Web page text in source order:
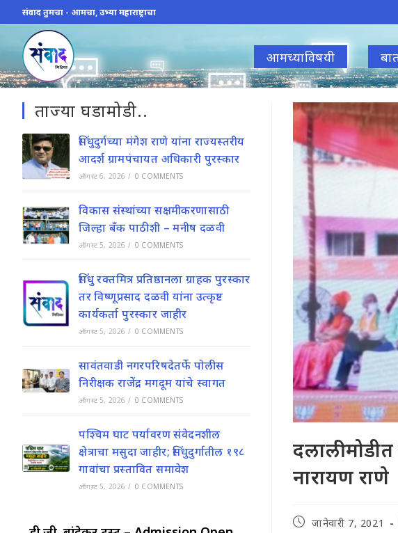
to
content
संवाद तुमचा - आमचा, उभ्या महाराष्ट्राचा
आमच्याविषयी
दलाली
नारायण राणे
Postजानेवारी 7, 2021
ताज्या घडामोडी..
सिंधुदुर्गच्या मंगेश राणे यांना राज्यस्तरीय
आदर्श ग्रामपंचायत अधिकारी पुरस्कार
ऑगस्ट 6, 2026 / 0 COMMENTS
विकास संस्थांच्या सक्षमीकरणासाठी
जिल्हा बॅंक पाठीशी – मनीष दळवी
ऑगस्ट 5, 2026 / 0 COMMENTS
सिंधु रक्तमित्र प्रतिष्ठानला ग्राहक पुरस्कार
तर विष्णूप्रसाद दळवी यांना उत्कृष्ट
कार्यकर्ता पुरस्कार जाहीर
ऑगस्ट 5, 2026 / 0 COMMENTS
सावंतवाडी नगरपरिषदेतर्फे पोलीस
निरीक्षक राजेंद्र मगदूम यांचे स्वागत
ऑगस्ट 5, 2026 / 0 COMMENTS
पश्चिम घाट पर्यावरण संवेदनशील
क्षेत्राचा मसुदा जाहीर; सिंधुदुर्गातील १९८
गावांचा प्रस्तावित समावेश
ऑगस्ट 5, 2026 / 0 COMMENTS